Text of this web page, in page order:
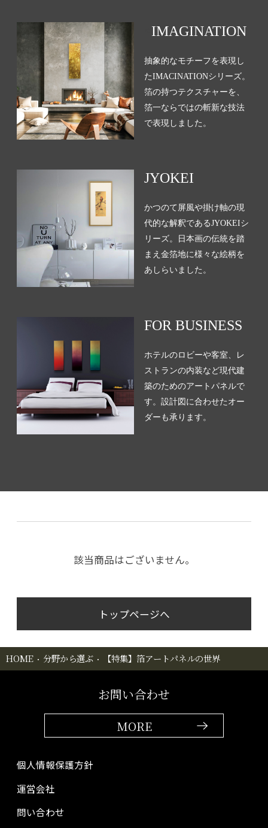
IMAGINATION
抽象的なモチーフを表現し
たIMACINATIONシリーズ。
箔の持つテクスチャーを、
箔一ならではの斬新な技法
で表現しました。
JYOKEI
かつのて屏風や掛け軸の現
代的な解釈であるJYOKEIシ
リーズ。日本画の伝統を踏
まえ金箔地に様々な絵柄を
あしらいました。
FOR BUSINESS
ホテルのロビーや客室、レ
ストランの内装など現代建
築のためのアートパネルで
す。設計図に合わせたオー
ダーも承ります。
該当商品はございません。
トップページへ
HOME 分野から選ぶ 【特集】箔アートパネルの世界
お問い合わせ
MORE
個人情報保護方針
運営会社
問い合わせ